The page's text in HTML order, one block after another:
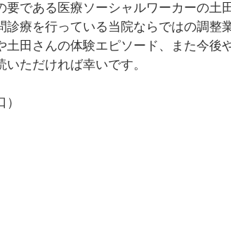
要である医療ソーシャルワーカーの土
診療を行っている当院ならではの調整
土田さんの体験エピソード、また今後
ただければ幸いです。